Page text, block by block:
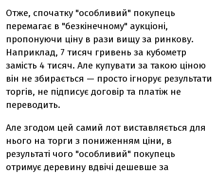
Отже, спочатку "особливий" покупець
перемагає в "безкінечному" аукціоні,
пропонуючи ціну в рази вищу за ринкову.
Наприклад, 7 тисяч гривень за кубометр
замість 4 тисяч. Але купувати за такою ціною
він не збирається — просто ігнорує результати
торгів, не підписує договір та платіж не
переводить.
Але згодом цей самий лот виставляється для
нього на торги з пониженням ціни, в
результаті чого "особливий" покупець
отримує деревину вдвічі дешевше за